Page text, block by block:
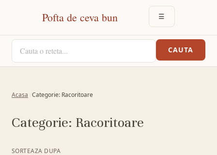
Pofta de ceva bun ☰DESCHIDE
CAUTA O RETETA
CAUTA
Acasa Categorie: Racoritoare
Categorie: Racoritoare
SORTEAZA DUPA